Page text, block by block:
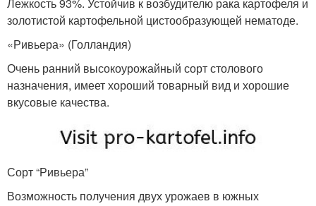
Лежкость 93%. Устойчив к возбудителю рака картофеля и
золотистой картофельной цистообразующей нематоде.
«Ривьера» (Голландия)
Очень ранний высокоурожайный сорт столового
назначения, имеет хороший товарный вид и хорошие
вкусовые качества.
Сорт “Ривьера”
Возможность получения двух урожаев в южных